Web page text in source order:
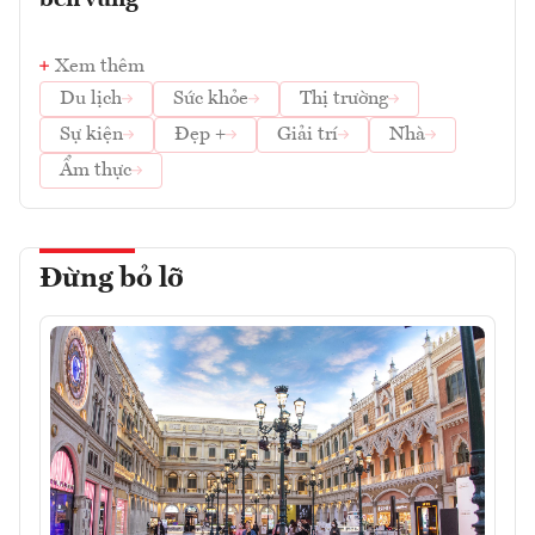
Xem thêm
Du lịch
Sức khỏe
Thị trường
Sự kiện
Đẹp + Giải trí
Nhà
Ẩm thực
Đừng bỏ lỡ